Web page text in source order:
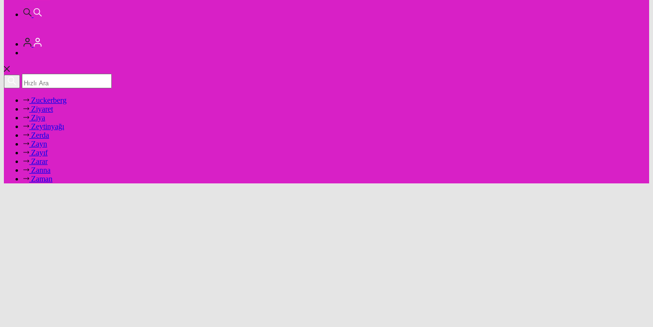
Zuckerberg
Ziyaret
Ziya
Zeytinyağı
Zerda
Zayn
Zayıf
Zarar
Zanna
Zaman